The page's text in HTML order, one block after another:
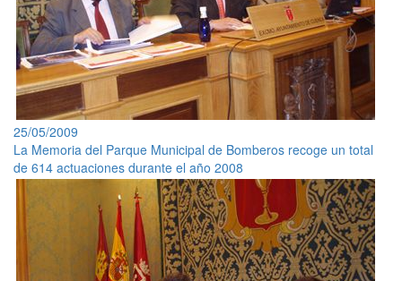
25/05/2009
La Memoria del Parque Municipal de Bomberos recoge un total
de 614 actuaciones durante el año 2008